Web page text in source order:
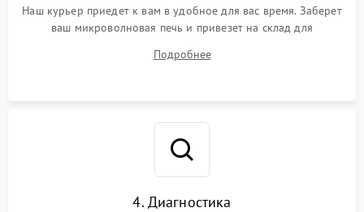
Наш курьер приедет к вам в удобное для вас время. Заберет
ваш микроволновая печь и привезет на склад для
Подробнее
4. Диагностика